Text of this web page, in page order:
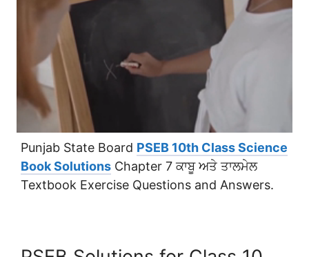
Punjab State Board PSEB 10th Class Science
Book Solutions Chapter 7 ਕਾਬੂ ਅਤੇ ਤਾਲਮੇਲ
Textbook Exercise Questions and Answers.